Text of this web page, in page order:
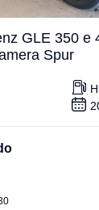
GLE 350 e
Spur